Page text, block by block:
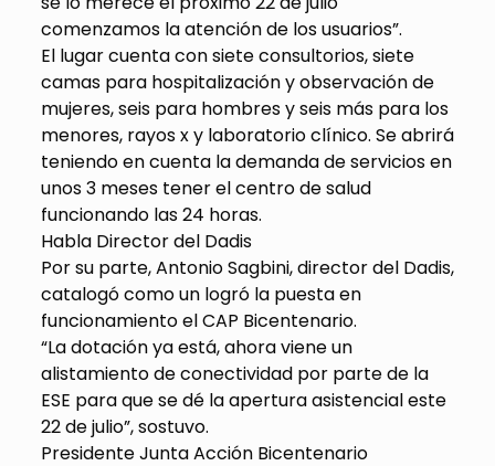
comenzamos la atención de los usuarios”.
El lugar cuenta con siete consultorios, siete
camas para hospitalización y observación de
mujeres, seis para hombres y seis más para los
menores, rayos x y laboratorio clínico. Se abrirá
teniendo en cuenta la demanda de servicios en
unos 3 meses tener el centro de salud
funcionando las 24 horas.
Habla Director del Dadis
Por su parte, Antonio Sagbini, director del Dadis,
catalogó como un logró la puesta en
funcionamiento el CAP Bicentenario.
“La dotación ya está, ahora viene un
alistamiento de conectividad por parte de la
ESE para que se dé la apertura asistencial este
22 de julio”, sostuvo.
Presidente Junta Acción Bicentenario